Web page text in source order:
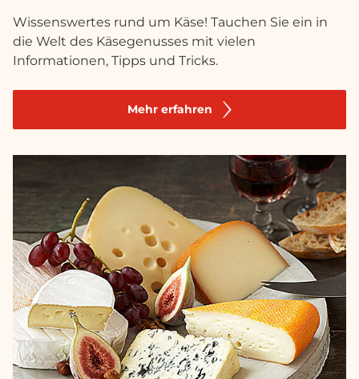
Wissenswertes rund um Käse! Tauchen Sie ein in
die Welt des Käsegenusses mit vielen
Informationen, Tipps und Tricks.
Mehr erfahren